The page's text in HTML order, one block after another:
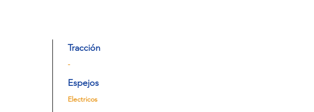
Tracción
-
Espejos
Electricos